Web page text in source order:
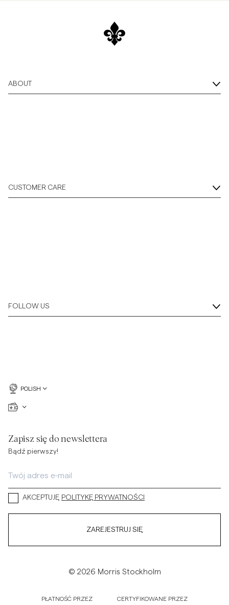
ABOUT
CUSTOMER CARE
FOLLOW US
POLISH
Zapisz się do newslettera
Bądź pierwszy!
AKCEPTUJĘ POLITYKĘ PRYWATNOŚCI
ZAREJESTRUJ SIĘ
© 2026 Morris Stockholm
PŁATNOŚĆ PRZEZ CERTYFIKOWANE PRZEZ